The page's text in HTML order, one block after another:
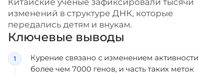
Китайские ученые зафиксировали тысячи
изменений в структуре ДНК, которые
передались детям и внукам.
Ключевые выводы
Курение связано с изменением активности
более чем 7000 генов, и часть таких меток